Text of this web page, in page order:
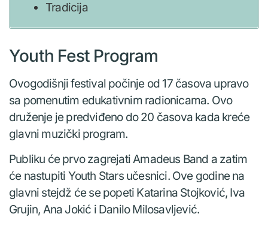
Tradicija
Youth Fest Program
Ovogodišnji festival počinje od 17 časova upravo
sa pomenutim edukativnim radionicama. Ovo
druženje je predviđeno do 20 časova kada kreće
glavni muzički program.
Publiku će prvo zagrejati Amadeus Band a zatim
će nastupiti Youth Stars učesnici. Ove godine na
glavni stejdž će se popeti Katarina Stojković, Iva
Grujin, Ana Jokić i Danilo Milosavljević.